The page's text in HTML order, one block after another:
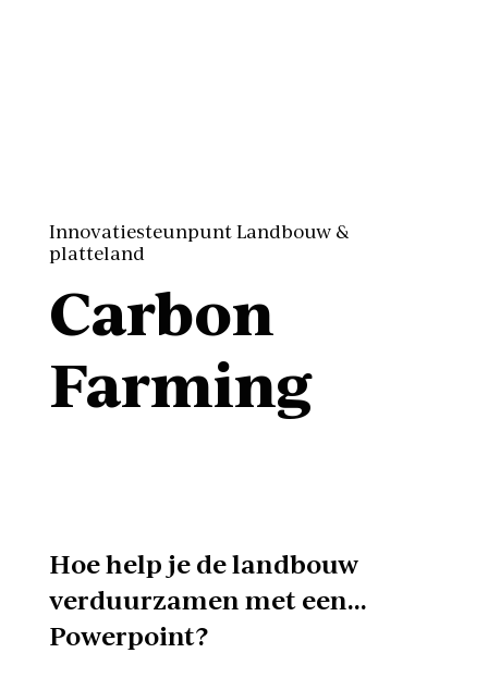
Innovatiesteunpunt Landbouw &
platteland
Carbon
Farming
Hoe help je de landbouw
verduurzamen met een…
Powerpoint?